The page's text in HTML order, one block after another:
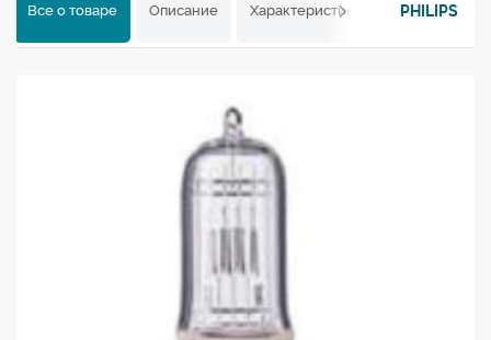
Все о товаре Описание Характеристики Отзывы
PHILIPS